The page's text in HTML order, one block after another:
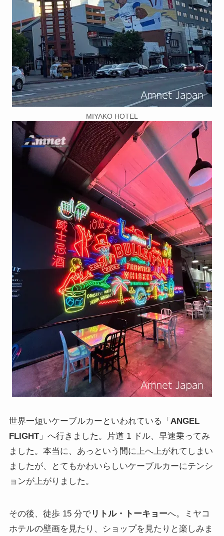
MIYAKO HOTEL
世界一短いケーブルカーといわれている「 ANGEL
FLIGHT」へ行きました。片道 1 ドル、早速乗ってみ
ました。本当に、あっという間に上へ上がれてしまい
ましたが、とてもかわいらしいケーブルカーにテンシ
ョンが上がりました。
その後、徒歩 15 分でリトル・トーキョーへ。ミヤコ
ホテルの壁画を見たり、ショップを見たりと楽しみま